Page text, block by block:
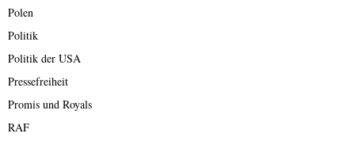
Polen
Politik
Politik der USA
Pressefreiheit
Promis und Royals
RAF